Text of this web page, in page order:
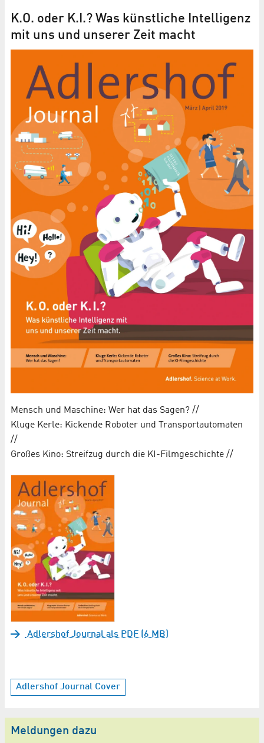
K.O. oder K.I.? Was künstliche Intelligenz
mit uns und unserer Zeit macht
Mensch und Maschine: Wer hat das Sagen? //
Kluge Kerle: Kickende Roboter und Transportautomaten
//
Großes Kino: Streifzug durch die KI-Filmgeschichte //
Adlershof Journal als PDF (6 MB)
Adlershof Journal Cover
Meldungen dazu